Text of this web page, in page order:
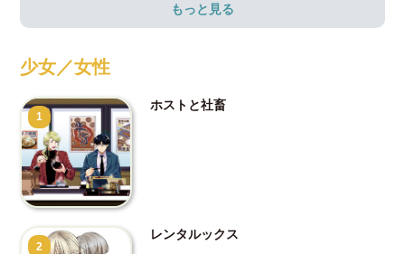
もっと見る
少女／女性
1
ホストと社畜
2
レンタルックス